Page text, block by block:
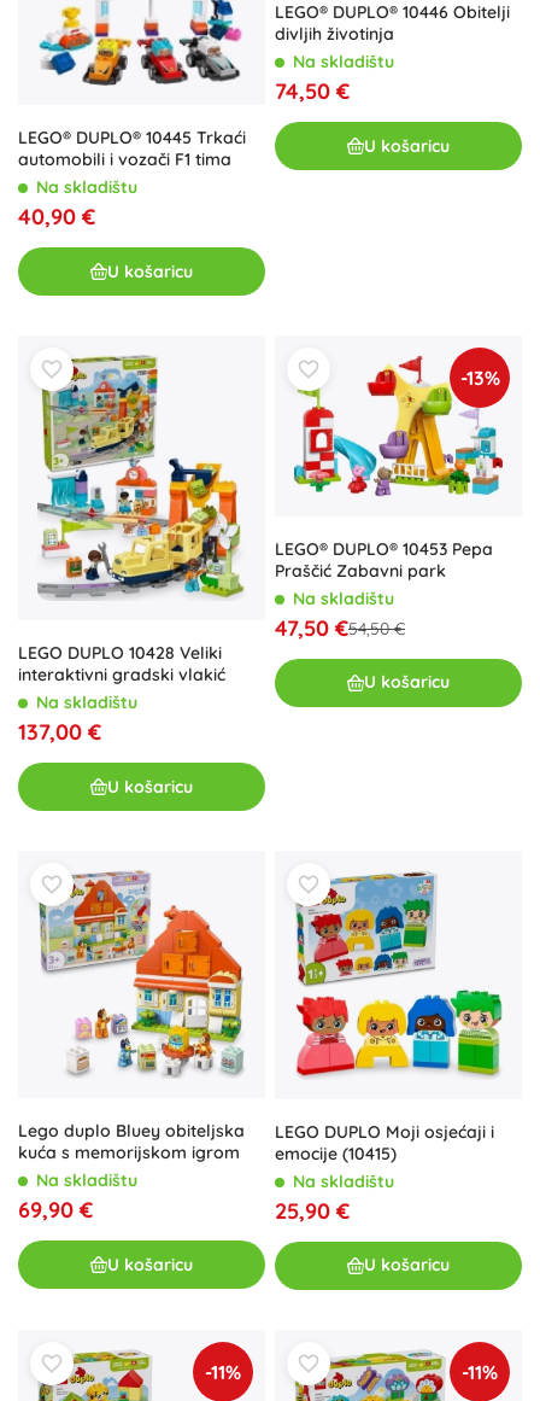
LEGO® DUPLO® 10445 Trkaći
automobili i vozači F1 tima
Na skladištu
40,90 €
U košaricu
LEGO® DUPLO® 10446 Obitelji
divljih životinja
Na skladištu
74,50 €
U košaricu
LEGO DUPLO 10428 Veliki
interaktivni gradski vlakić
Na skladištu
137,00 €
U košaricu
-13%
LEGO® DUPLO® 10453 Pepa
Praščić Zabavni park
Na skladištu
47,50 €54,50 €
U košaricu
Lego duplo Bluey obiteljska
kuća s memorijskom igrom
Na skladištu
69,90 €
U košaricu
LEGO DUPLO Moji osjećaji i
emocije (10415)
Na skladištu
25,90 €
U košaricu
-11% -11%